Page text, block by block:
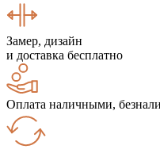
Замер, дизайн
и доставка бесплатно
Оплата наличными,